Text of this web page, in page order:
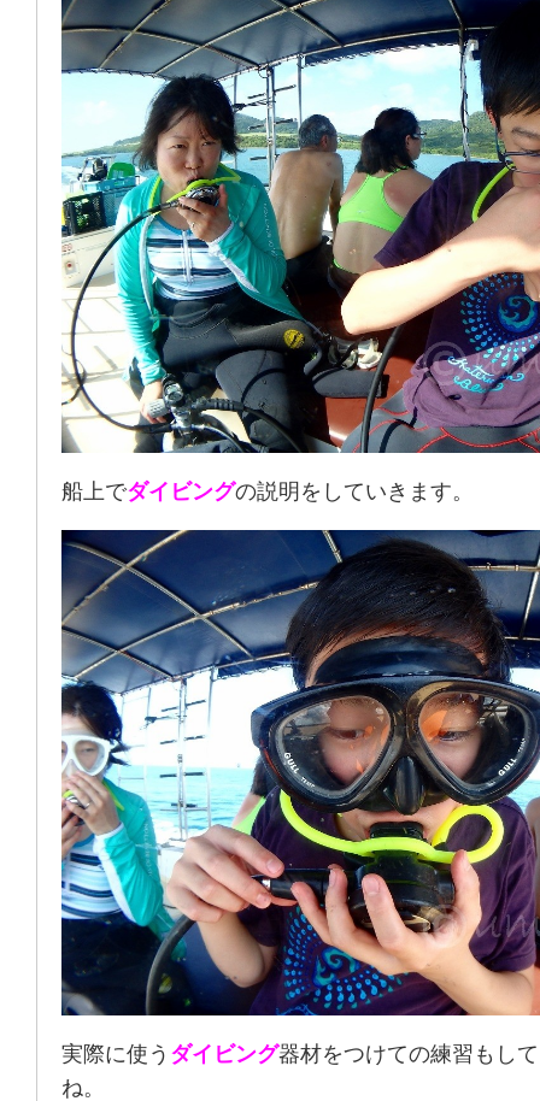
船上でダイビングの説明をしていきます。
実際に使う ダイビング器材をつけての練習もし
ね。